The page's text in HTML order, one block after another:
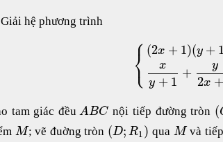
hệ phương trình
⎧
⎩
⎨ (2x + 1)(y + 1
x
y + 1
+
y
2x +
tam giác đềuABC nội tiếp đường tròn (
M; vẽ đuờng tròn (D; R1) qua Mvà